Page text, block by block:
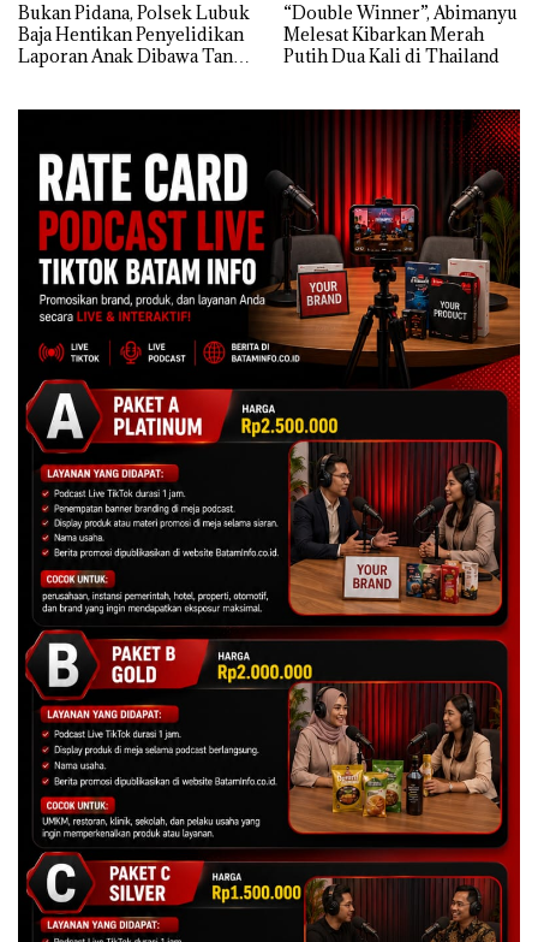
Bukan Pidana, Polsek Lubuk
Baja Hentikan Penyelidikan
Laporan Anak Dibawa Tanpa
“Double Winner”, Abimanyu
Melesat Kibarkan Merah
Putih Dua Kali di Thailand